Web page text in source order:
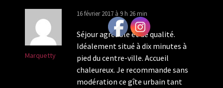
Marquetty
16 février 2017 à 9 h 26 min
Séjour agréable et de qualité.
Idéalement situé à dix minutes à
pied du centre-ville. Accueil
chaleureux. Je recommande sans
modération ce gîte urbain tant